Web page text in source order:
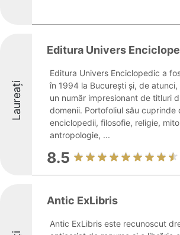
Laureați
Editura Univers
Editura Univers Enciclopedic a
în 1994 la București și, de
un număr impresionant de titluri
domenii. Portofoliul său cuprinde
enciclopedii, filosofie, religie,
antropologie, ...
8.5
Antic ExLibris
Antic ExLibris este recunoscut